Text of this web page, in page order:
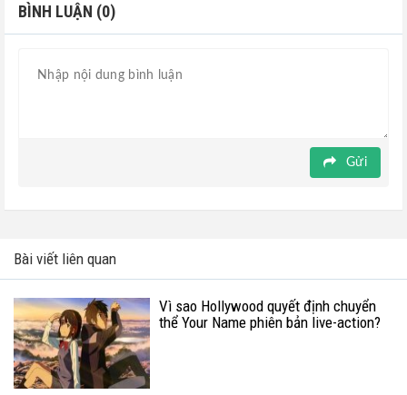
BÌNH LUẬN (0)
Gửi
Bài viết liên quan
Vì sao Hollywood quyết định chuyển
thể Your Name phiên bản live-action?